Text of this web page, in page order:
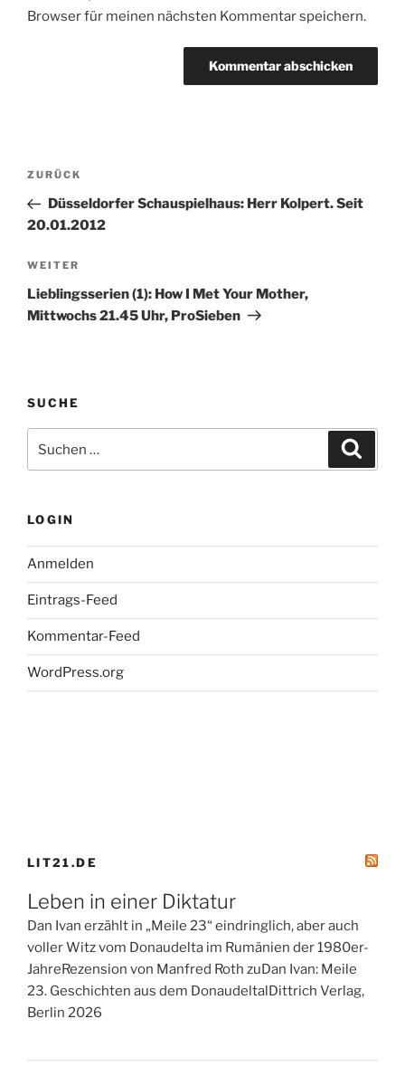
Browser für meinen nächsten Kommentar speichern.
Beitragsnavigation
Vorheriger
Beitrag
ZURÜCK
Düsseldorfer Schauspielhaus: Herr Kolpert. Seit
20.01.2012
Nächster
Beitrag
WEITER
Lieblingsserien (1): How I Met Your Mother,
Mittwochs 21.45 Uhr, ProSieben
SUCHE
nach:
LOGIN
Anmelden
Eintrags-Feed
Kommentar-Feed
WordPress.org
LIT21.DE
Leben in einer Diktatur
Dan Ivan erzählt in „Meile 23“ eindringlich, aber auch
voller Witz vom Donaudelta im Rumänien der 1980er-
JahreRezension von Manfred Roth zuDan Ivan: Meile
23. Geschichten aus dem DonaudeltalDittrich Verlag,
Berlin 2026